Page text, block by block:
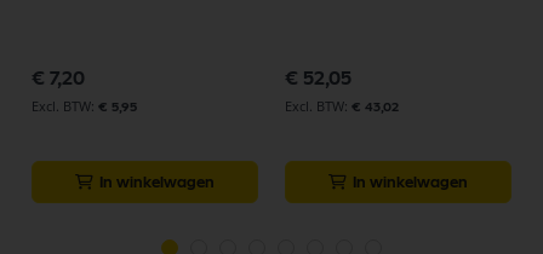
€ 7,20
€ 5,95
In winkelwagen
€ 52,05
€ 43,02
In winkelwagen